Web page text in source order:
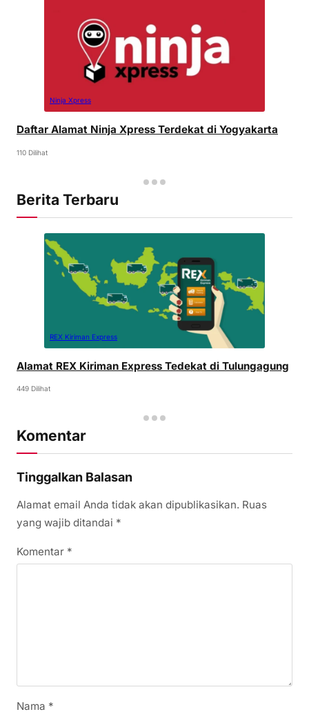
Ninja Xpress
Daftar Alamat Ninja Xpress Terdekat di Yogyakarta
110 Dilihat
Berita Terbaru
REX Kiriman Express
Alamat REX Kiriman Express Tedekat di Tulungagung
449 Dilihat
Komentar
Tinggalkan Balasan
Alamat email Anda tidak akan dipublikasikan. Ruas
yang wajib ditandai *
Komentar *
Nama *